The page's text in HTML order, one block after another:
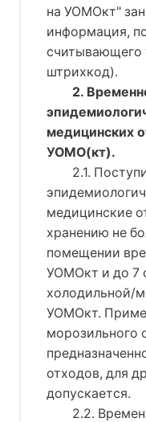
на УОМОкт"
информация,
считывающего
штрихкод).
2.
медицинских
УОМО(кт).
2.1.
медицинские
хранению не
помещении
УОМОкт и до 7
холодильной/
УОМОкт.
морозильного
отходов, для
допускается.
2.2.